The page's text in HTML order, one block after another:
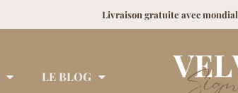
Livraison gratuite avec
LE BLOG